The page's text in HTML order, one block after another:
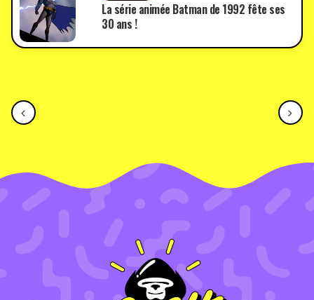
La série animée Batman de 1992 fête ses
30 ans !